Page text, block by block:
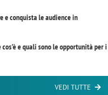
e conquista le audience in
e quali sono le opportunità per i
VEDI TUTTE